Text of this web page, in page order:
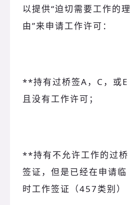
以提供“迫切需要工作的理
由”来申请工作许可：
**持有过桥签A，C，或E
且没有工作许可；
**持有不允许工作的过桥
签证，但是已经在申请临
时工作签证（457类别）